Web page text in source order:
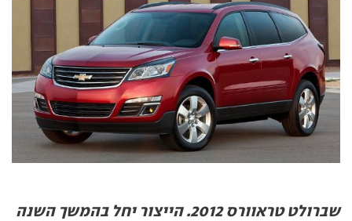
שברולט טראוורס 2012. הייצור יחל בהמשך השנה